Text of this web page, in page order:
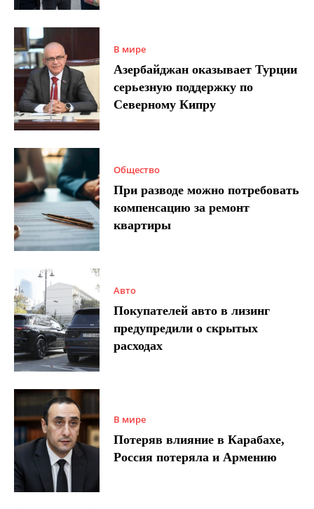
В мире
Азербайджан оказывает Турции
серьезную поддержку по
Северному Кипру
Общество
При разводе можно потребовать
компенсацию за ремонт
квартиры
Авто
Покупателей авто в лизинг
предупредили о скрытых
расходах
В мире
Потеряв влияние в Карабахе,
Россия потеряла и Армению